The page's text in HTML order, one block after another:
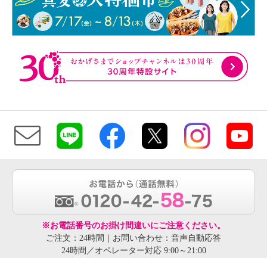
※お電話番号のお掛け間違いにご注意ください。
ご注文：24時間｜お問い合わせ：音声自動応答
24時間／オペレーター対応 9:00～21:00